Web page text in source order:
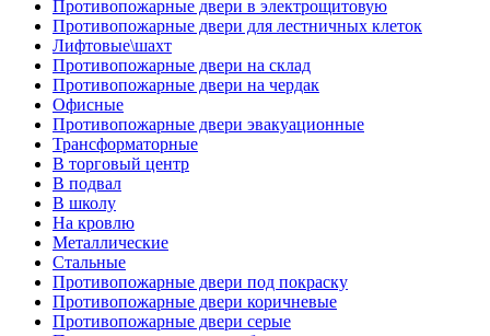
Противопожарные двери в электрощитовую
Противопожарные двери для лестничных клеток
Лифтовые\шахт
Противопожарные двери на склад
Противопожарные двери на чердак
Офисные
Противопожарные двери эвакуационные
Трансформаторные
В торговый центр
В подвал
В школу
На кровлю
Металлические
Стальные
Противопожарные двери под покраску
Противопожарные двери коричневые
Противопожарные двери серые